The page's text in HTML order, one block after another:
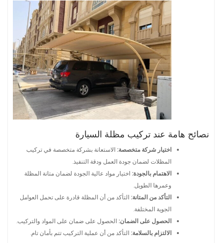
نصائح هامة عند تركيب مظلة السيارة
اختيار شركة متخصصة: الاستعانة بشركة متخصصة في تركيب
المظلات لضمان جودة العمل ودقة التنفيذ.
الاهتمام بالجودة: اختيار مواد عالية الجودة لضمان متانة المظلة
وعمرها الطويل.
التأكد من المتانة: التأكد من أن المظلة قادرة على تحمل العوامل
الجوية المختلفة.
الحصول على الضمان: الحصول على ضمان على المواد والتركيب.
الالتزام بالسلامة: التأكد من أن عملية التركيب تتم بأمان تام.